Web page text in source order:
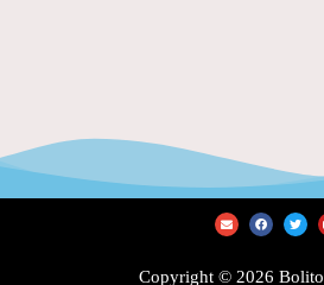
E
n
v
o
F
a
c
o
T
w
i
e
Copyright © 2026